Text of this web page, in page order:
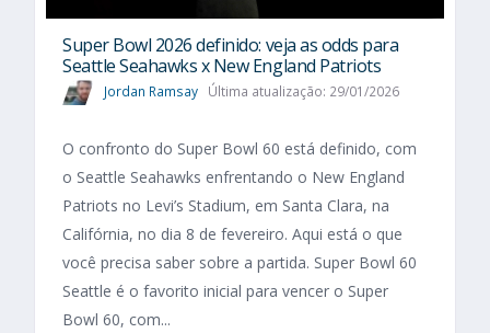
Super Bowl 2026 definido: veja as odds para
Seattle Seahawks x New England Patriots
Jordan Ramsay Última atualização: 29/01/2026
O confronto do Super Bowl 60 está definido, com
o Seattle Seahawks enfrentando o New England
Patriots no Levi’s Stadium, em Santa Clara, na
Califórnia, no dia 8 de fevereiro. Aqui está o que
você precisa saber sobre a partida. Super Bowl 60
Seattle é o favorito inicial para vencer o Super
Bowl 60, com...